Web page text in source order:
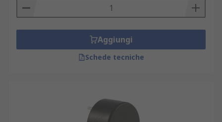
Aggiungi
Schede tecniche